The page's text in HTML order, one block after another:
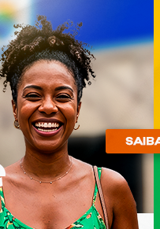
crítico! Acolheu
do meu
Meu pé
ler cada
das minhas
cidade de Cabo
do leve, do